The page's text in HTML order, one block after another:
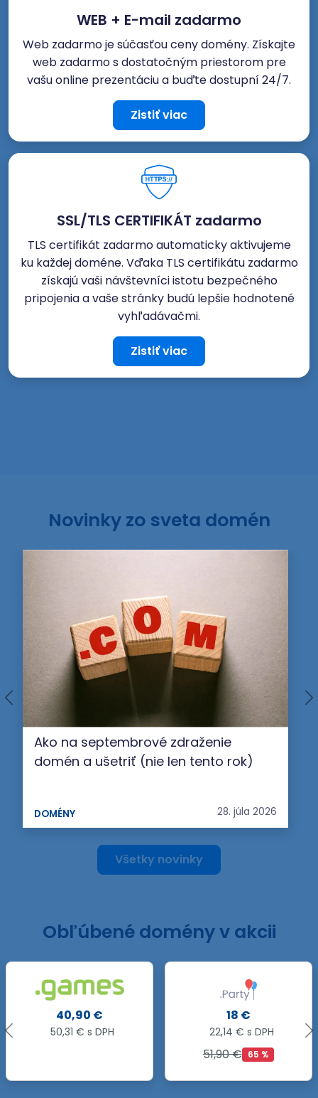
WEB + E-mail zadarmo
Web zadarmo je súčasťou ceny domény. Získajte
web zadarmo s dostatočným priestorom pre
vašu online prezentáciu a buďte dostupní 24/7.
Zistiť viac
SSL/TLS CERTIFIKÁT zadarmo
TLS certifikát zadarmo automaticky aktivujeme
ku každej doméne. Vďaka TLS certifikátu zadarmo
získajú vaši návštevníci istotu bezpečného
pripojenia a vaše stránky budú lepšie hodnotené
vyhľadávačmi.
Zistiť viac
Novinky zo sveta domén
Ako na septembrové zdraženie
domén a ušetriť (nie len tento rok)
DOMÉNY 28. júla 2026
Všetky novinky
Obľúbené domény v akcii
18 €
22,14 € s DPH
11,99 €
14,75 € s DPH
23,99 € 50 %